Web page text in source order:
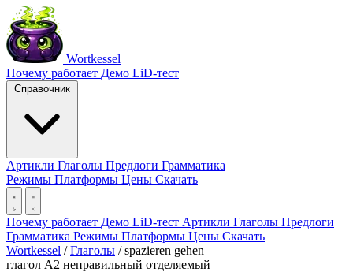
Wortkessel
Почему работает Демо LiD-тест
Справочник
Артикли Глаголы Предлоги Грамматика
Режимы Платформы Цены Скачать
Почему работает Демо LiD-тест Артикли Глаголы Предлоги
Грамматика Режимы Платформы Цены Скачать
Wortkessel / Глаголы / spazieren gehen
глагол A2 неправильный отделяемый